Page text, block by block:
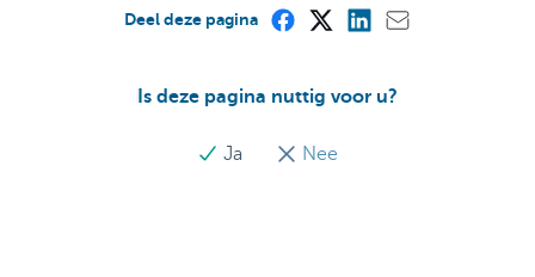
Is deze pagina nuttig voor u?
Ja Nee
Deel deze pagina